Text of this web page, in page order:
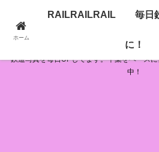
RAILRAILRAIL 毎日鉄
鉄道写真を毎日UPしてます。千葉をベース
中！
ホーム
RAILRAILRAIL 毎日鉄
に！